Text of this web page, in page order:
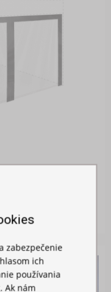
zabezpečenie
ich
používania
Ak nám